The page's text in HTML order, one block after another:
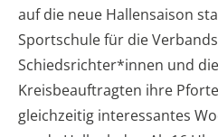
auf die neue Hallensaison
Sportschule für die
Schiedsrichter*innen und
Kreisbeauftragten ihre
gleichzeitig interessantes